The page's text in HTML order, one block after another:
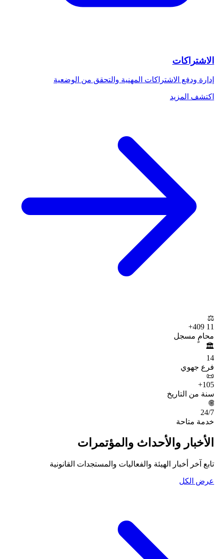
الاشتراكات
إدارة ودفع الاشتراكات المهنية والتحقق من الوضعية
اكتشف المزيد
⚖️
11 409
+
محامٍ مسجل
🏛️
14
فرع جهوي
📜
105
+
سنة من التاريخ
🌐
24/7
خدمة متاحة
الأخبار والأحداث والمؤتمرات
تابع آخر أخبار الهيئة والفعاليات والمستجدات القانونية
عرض الكل